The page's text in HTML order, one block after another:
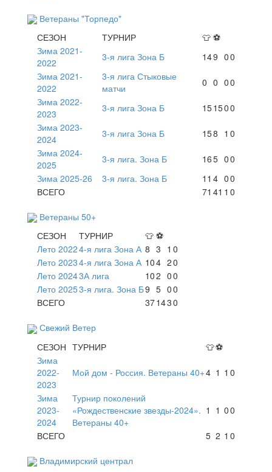
Ветераны "Торпедо"
СЕЗОН
ТУРНИР 👕 ⚽
Зима 2021-
2022
3-я лига Зона Б 149 00
Зима 2021-
2022
3-я лига Стыковые
матчи
0 0 00
Зима 2022-
2023
3-я лига Зона Б 151500
Зима 2023-
2024
3-я лига Зона Б 158 1 0
Зима 2024-
2025
3-я лига. Зона Б 165 00
Зима 2025-26
3-я лига. Зона Б 11 4 00
ВСЕГО
71 41 1 0
Ветераны 50+
СЕЗОН
ТУРНИР 👕 ⚽
Лето 20224-я лига Зона А 8 3 1 0
Лето 20234-я лига Зона А 104 20
Лето 20243А лига 102 00
Лето 20253-я лига. Зона Б9 5 00
ВСЕГО
371430
Свежий Ветер
СЕЗОН ТУРНИР 👕⚽
Зима
2022-
2023
Мой дом - Россия. Ветераны 40+4 1 1 0
Зима
2023-
2024
Турнир поколений
«Рождественские звезды-2024».
Ветераны 40+
1 1 00
ВСЕГО 5 2 1 0
Владимирский централ